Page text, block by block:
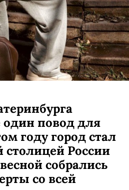
повод для
году город стал
столицей России
собрались
со всей